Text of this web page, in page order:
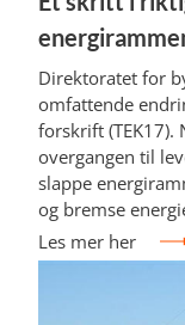
Direktoratet for
omfattende
forskrift
overgangen til
slappe
og bremse
Les mer her